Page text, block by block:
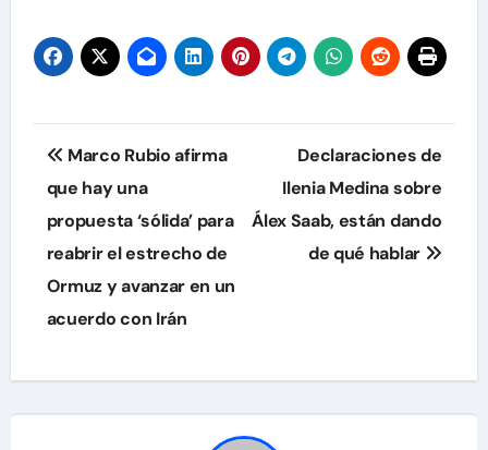
Navegación
de
entradas
Marco Rubio afirma
que hay una
propuesta ‘sólida’ para
reabrir el estrecho de
Ormuz y avanzar en un
acuerdo con Irán
Declaraciones de
Ilenia Medina sobre
Álex Saab, están dando
de qué hablar